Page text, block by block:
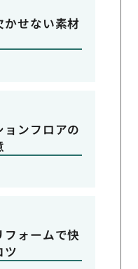
かせない素材
ンフロアの
フォームで快
ツ